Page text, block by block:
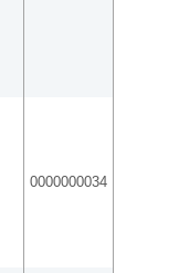
0000000034